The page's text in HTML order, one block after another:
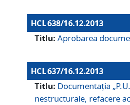
HCL 638/16.12.2013
Titlu: Aprobarea
HCL 637/16.12.2013
Titlu: Documentaţia
nestructurale, refacere